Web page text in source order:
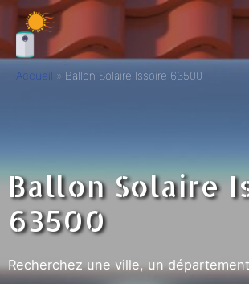
Accueil Ballon Solaire Issoire 63500
Ballon Solaire
63500
Recherchez une ville, un